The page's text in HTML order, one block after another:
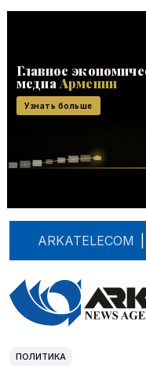
ARKATELECOM
ПОЛИТИКА